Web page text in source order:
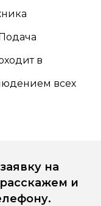
в
всех
на
и